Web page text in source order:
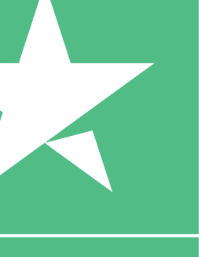
Creditpakketten
Geen maandelijkse
1000